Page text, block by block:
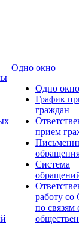
Одно окно
Одно окно
График
граждан
прием
Система
работу
по связям